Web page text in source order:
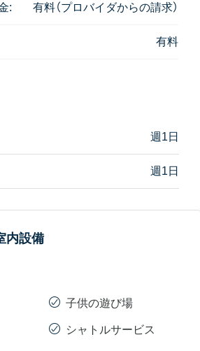
: 有料（プロバイダからの請求）
有料
週1日
週1日
内設備
子供の遊び場
シャトルサービス